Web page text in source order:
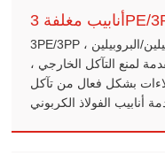
3PE/3PP ، المعروف أيضًا باسم حماية البولي إيثيلين/البروبيلين
لمنع التآكل الخارجي ،
بشكل فعال من تآكل